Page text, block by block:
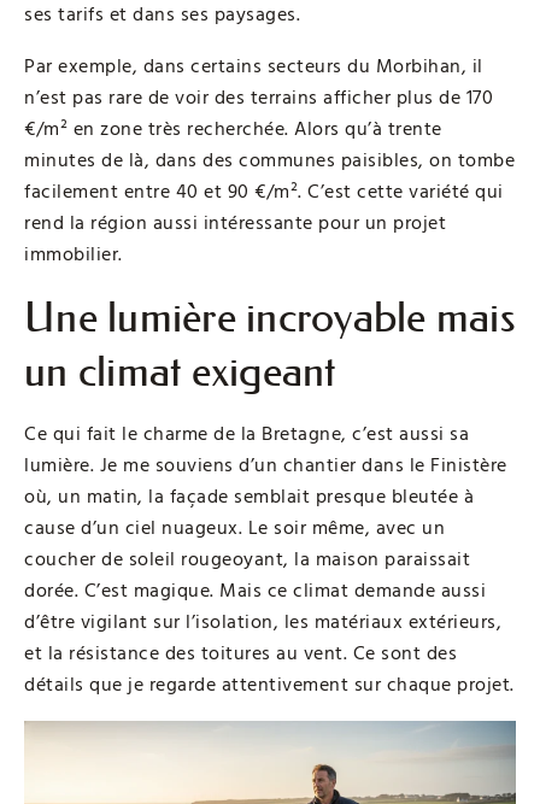
ses tarifs et dans ses paysages.
Par exemple, dans certains secteurs du Morbihan, il
n’est pas rare de voir des terrains afficher plus de 170
€/m² en zone très recherchée. Alors qu’à trente
minutes de là, dans des communes paisibles, on tombe
facilement entre 40 et 90 €/m². C’est cette variété qui
rend la région aussi intéressante pour un projet
immobilier.
Une lumière incroyable mais
un climat exigeant
Ce qui fait le charme de la Bretagne, c’est aussi sa
lumière. Je me souviens d’un chantier dans le Finistère
où, un matin, la façade semblait presque bleutée à
cause d’un ciel nuageux. Le soir même, avec un
coucher de soleil rougeoyant, la maison paraissait
dorée. C’est magique. Mais ce climat demande aussi
d’être vigilant sur l’isolation, les matériaux extérieurs,
et la résistance des toitures au vent. Ce sont des
détails que je regarde attentivement sur chaque projet.